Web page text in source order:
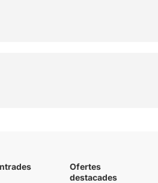
Ofertes
destacades